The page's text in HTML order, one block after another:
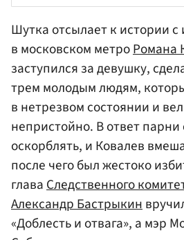
Шутка отсылает к истории
в московском метроРомана
заступился за девушку,
трем молодым людям,
в нетрезвом состоянии и
непристойно. В ответ парни
оскорблять, и Ковалев
после чего был жестоко
главаСледственного
Александр Бастрыкин
«Доблесть и отвага», а мэр